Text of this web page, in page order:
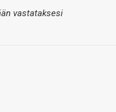
vastataksesi